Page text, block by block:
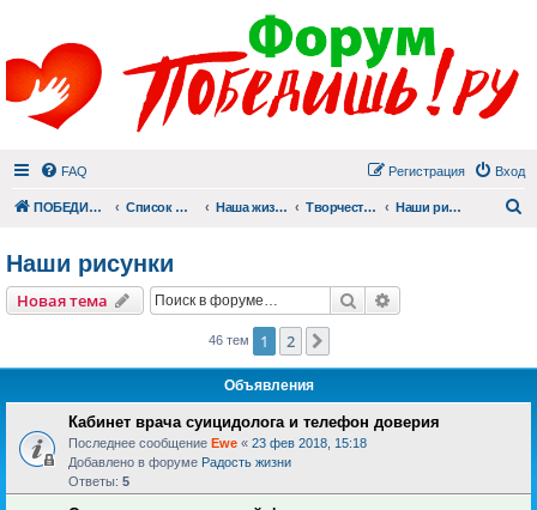
FAQ Вход
Регистрация
ПОБЕДИШЬ.РУ Список форумов Наша жизнь (не всё же о суициде!) Творчество Наши рисунки
Наши рисунки
Новая тема Поиск
46 тем 1 2
Объявления
Кабинет врача суицидолога и телефон доверия
Последнее сообщение Ewe « 23 фев 2018, 15:18
Добавлено в форуме Радость жизни
Ответы: 5